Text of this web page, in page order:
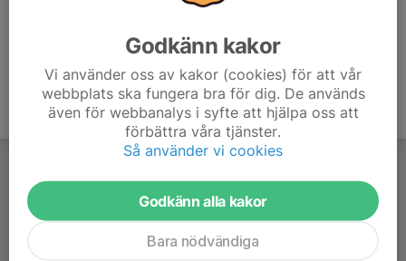
Godkänn kakor
Vi använder oss av kakor (cookies) för att vår
webbplats ska fungera bra för dig. De används
även för webbanalys i syfte att hjälpa oss att
förbättra våra tjänster.
Så använder vi cookies
Godkänn alla kakor
Bara nödvändiga